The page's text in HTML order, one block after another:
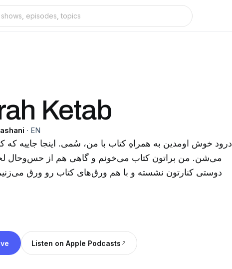
Ketab
· EN
درود خوش اومدین به همراهِ کتاب با من، سُمی. اینجا جاییه که
می‌شن. من براتون کتاب می‌خونم و گاهی هم از حس‌وحال
دوستی کنارتون نشسته و با هم ورق‌های کتاب رو ورق
Listen on Apple Podcasts